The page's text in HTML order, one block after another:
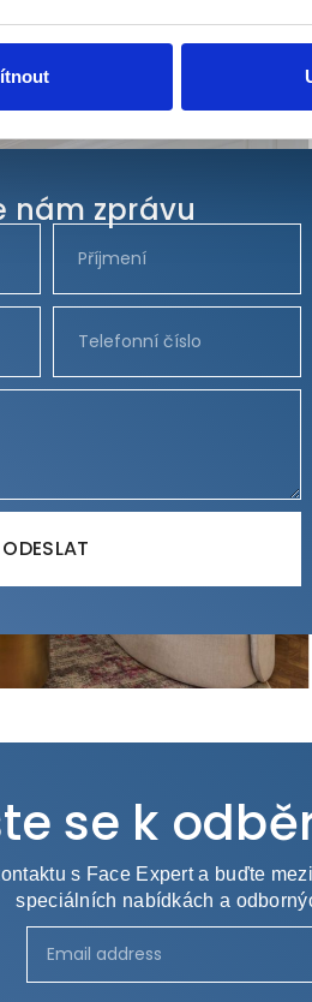
nám zprávu
ODESLAT
se k
s Face Expert a buďte
speciálních nabídkách a